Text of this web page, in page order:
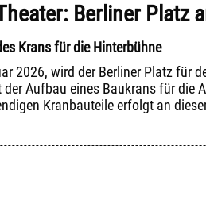
Berliner Platz
Krans für die Hinterbühne
2026, wird der Berliner Platz für
Aufbau eines Baukrans für die
Kranbauteile erfolgt an